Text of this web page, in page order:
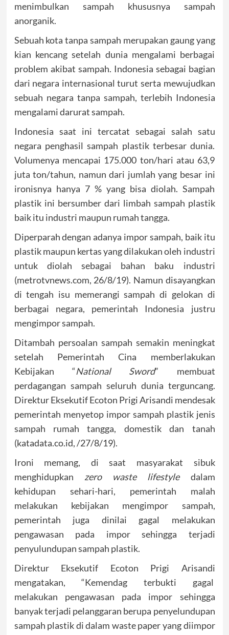
menimbulkan sampah khususnya sampah
anorganik.
Sebuah kota tanpa sampah merupakan gaung yang
kian kencang setelah dunia mengalami berbagai
problem akibat sampah. Indonesia sebagai bagian
dari negara internasional turut serta mewujudkan
sebuah negara tanpa sampah, terlebih Indonesia
mengalami darurat sampah.
Indonesia saat ini tercatat sebagai salah satu
negara penghasil sampah plastik terbesar dunia.
Volumenya mencapai 175.000 ton/hari atau 63,9
juta ton/tahun, namun dari jumlah yang besar ini
ironisnya hanya 7 % yang bisa diolah. Sampah
plastik ini bersumber dari limbah sampah plastik
baik itu industri maupun rumah tangga.
Diperparah dengan adanya impor sampah, baik itu
plastik maupun kertas yang dilakukan oleh industri
untuk diolah sebagai bahan baku industri
(metrotvnews.com, 26/8/19). Namun disayangkan
di tengah isu memerangi sampah di gelokan di
berbagai negara, pemerintah Indonesia justru
mengimpor sampah.
Ditambah persoalan sampah semakin meningkat
setelah Pemerintah Cina memberlakukan
Kebijakan “National Sword” membuat
perdagangan sampah seluruh dunia terguncang.
Direktur Eksekutif Ecoton Prigi Arisandi mendesak
pemerintah menyetop impor sampah plastik jenis
sampah rumah tangga, domestik dan tanah
(katadata.co.id, /27/8/19).
Ironi memang, di saat masyarakat sibuk
menghidupkan zero waste lifestyledalam
kehidupan sehari-hari, pemerintah malah
melakukan kebijakan mengimpor sampah,
pemerintah juga dinilai gagal melakukan
pengawasan pada impor sehingga terjadi
penyulundupan sampah plastik.
Direktur Eksekutif Ecoton Prigi Arisandi
mengatakan, “Kemendag terbukti gagal
melakukan pengawasan pada impor sehingga
banyak terjadi pelanggaran berupa penyelundupan
sampah plastik di dalam waste paper yang diimpor